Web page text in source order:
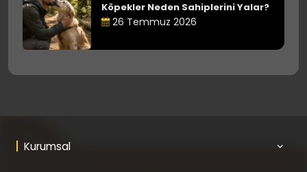
Köpekler Neden Sahiplerini Yalar?
26 Temmuz 2026
Kurumsal